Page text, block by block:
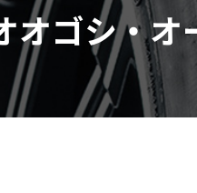
オゴシ・オ